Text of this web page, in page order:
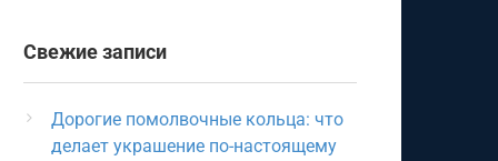
Свежие записи
Дорогие помолвочные кольца: что
делает украшение по-настоящему